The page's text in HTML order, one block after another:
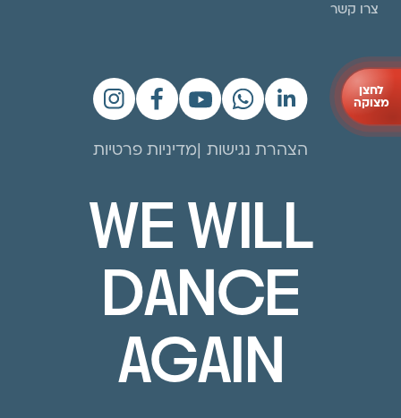
צרו קשר
הצהרת נגישות מדיניות פרטיות
WE WILL
DANCE
AGAIN
לחצן
מצוקה